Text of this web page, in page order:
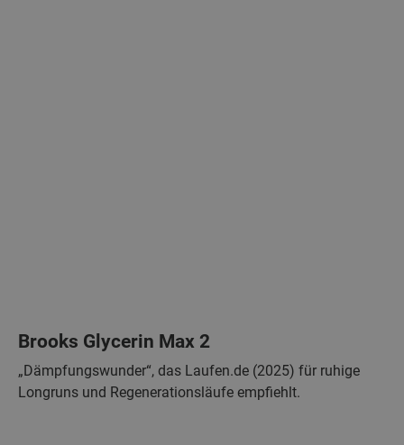
Brooks Glycerin Max 2
„Dämpfungswunder“, das Laufen.de (2025) für ruhige
Longruns und Regenerationsläufe empfiehlt.